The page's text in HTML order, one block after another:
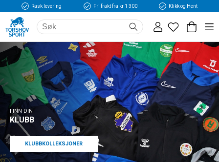
Rask levering Fri frakt fra kr 1 300 Klikk og Hent
FINN DIN
KLUBB
KLUBBKOLLEKSJONER